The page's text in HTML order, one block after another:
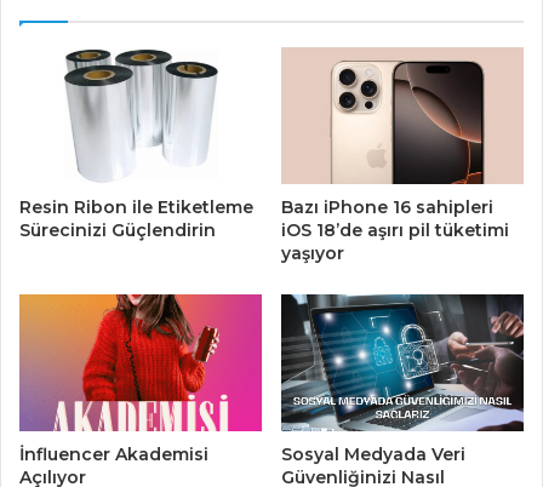
Resin Ribon ile Etiketleme
Sürecinizi Güçlendirin
Bazı iPhone 16 sahipleri
iOS 18’de aşırı pil tüketimi
yaşıyor
İnfluencer Akademisi
Açılıyor
Sosyal Medyada Veri
Güvenliğinizi Nasıl